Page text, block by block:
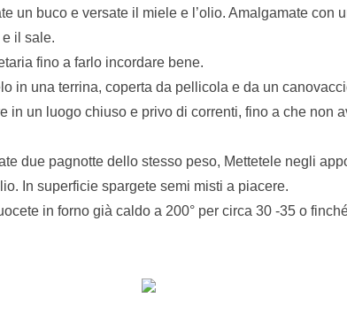
un buco e versate il miele e l’olio. Amalgamate con
il sale.
fino a farlo incordare bene.
in una terrina, coperta da pellicola e da un
in un luogo chiuso e privo di correnti, fino a che non
due pagnotte dello stesso peso, Mettetele negli
In superficie spargete semi misti a piacere.
in forno già caldo a 200° per circa 30 -35 o